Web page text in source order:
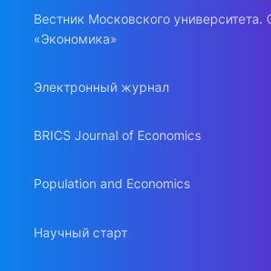
Вестник Московского университета.
«Экономика»
Электронный журнал
BRICS Journal of Economics
Population and Economics
Научный старт